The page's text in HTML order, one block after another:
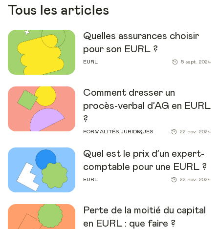
Tous les articles
Quelles assurances choisir
pour son EURL ?
EURL 5 sept. 2024
Comment dresser un
procès-verbal d’AG en EURL
?
FORMALITÉS JURIDIQUES 22 nov. 2024
Quel est le prix d’un expert-
comptable pour une EURL ?
EURL 22 nov. 2024
Perte de la moitié du capital
en EURL : que faire ?